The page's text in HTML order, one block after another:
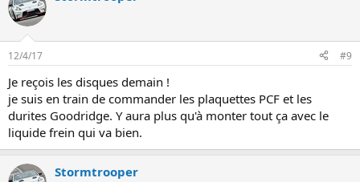
12/4/17 #9
Je reçois les disques demain !
je suis en train de commander les plaquettes PCF et les
durites Goodridge. Y aura plus qu'à monter tout ça avec le
liquide frein qui va bien.
Stormtrooper